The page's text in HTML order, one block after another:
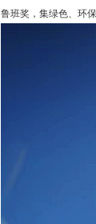
鲁班奖，集绿色、环